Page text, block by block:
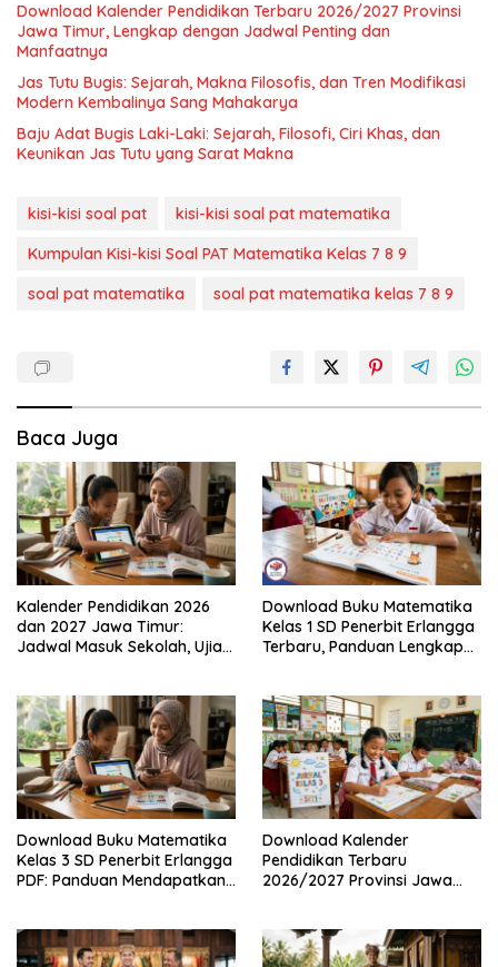
Download Kalender Pendidikan Terbaru 2026/2027 Provinsi
Jawa Timur, Lengkap dengan Jadwal Penting dan
Manfaatnya
Jas Tutu Bugis: Sejarah, Makna Filosofis, dan Tren Modifikasi
Modern Kembalinya Sang Mahakarya
Baju Adat Bugis Laki-Laki: Sejarah, Filosofi, Ciri Khas, dan
Keunikan Jas Tutu yang Sarat Makna
kisi-kisi soal pat
kisi-kisi soal pat matematika
Kumpulan Kisi-kisi Soal PAT Matematika Kelas 7 8 9
soal pat matematika
soal pat matematika kelas 7 8 9
Baca Juga
Kalender Pendidikan 2026
dan 2027 Jawa Timur:
Jadwal Masuk Sekolah, Ujian,
Download Buku Matematika
Kelas 1 SD Penerbit Erlangga
Terbaru, Panduan Lengkap
Legal
Download Buku Matematika
Kelas 3 SD Penerbit Erlangga
PDF: Panduan Mendapatkan
Download Kalender
Pendidikan Terbaru
2026/2027 Provinsi Jawa
Manfaatnya